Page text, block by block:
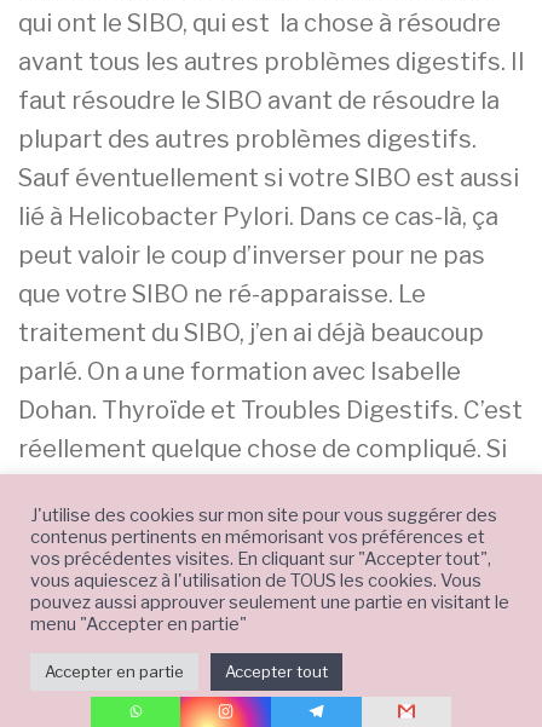
qui ont le SIBO, qui est la chose à résoudre
avant tous les autres problèmes digestifs. Il
faut résoudre le SIBO avant de résoudre la
plupart des autres problèmes digestifs.
Sauf éventuellement si votre SIBO est aussi
lié à Helicobacter Pylori. Dans ce cas-là, ça
peut valoir le coup d’inverser pour ne pas
que votre SIBO ne ré-apparaisse. Le
traitement du SIBO, j’en ai déjà beaucoup
parlé. On a une formation avec Isabelle
Dohan. Thyroïde et Troubles Digestifs. C’est
réellement quelque chose de compliqué. Si
heure là dessus et ça serait plié, vous auriez
toute l’information. Non, il se trouve que rien
que pour le sujet Thyroïde et Troubles
Digestifs, on a prévu 6 mois de formation.
Et après, si vous avez besoin d’éradiquer le
SIBO et que c’est plus compliqué que des
J'utilise des cookies sur mon site pour vous suggérer des
contenus pertinents en mémorisant vos préférences et
vos précédentes visites. En cliquant sur "Accepter tout",
vous aquiescez à l'utilisation de TOUS les cookies. Vous
pouvez aussi approuver seulement une partie en visitant le
menu "Accepter en partie"
Accepter en partie Accepter tout